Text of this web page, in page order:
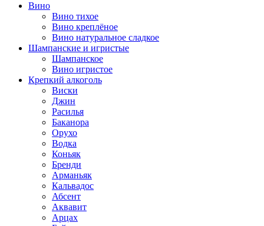
Вино
Вино тихое
Вино креплёное
Вино натуральное сладкое
Шампанские и игристые
Шампанское
Вино игристое
Крепкий алкоголь
Виски
Джин
Расилья
Баканора
Орухо
Водка
Коньяк
Бренди
Арманьяк
Кальвадос
Абсент
Аквавит
Арцах